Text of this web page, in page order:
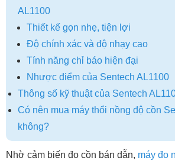
AL1100
Thiết kế gọn nhẹ, tiện lợi
Độ chính xác và độ nhạy cao
Tính năng chỉ báo hiện đại
Nhược điểm của Sentech AL1100
Thông số kỹ thuật của Sentech
Có nên mua máy thổi nồng độ cồn
không?
Nhờ cảm biến đo cồn bán dẫn, máy đo